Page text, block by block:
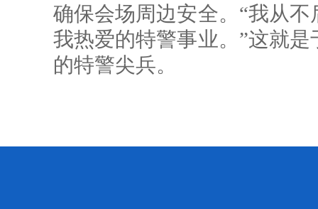
确保会场周边安全。“我从
我热爱的特警事业。”这就
的特警尖兵。